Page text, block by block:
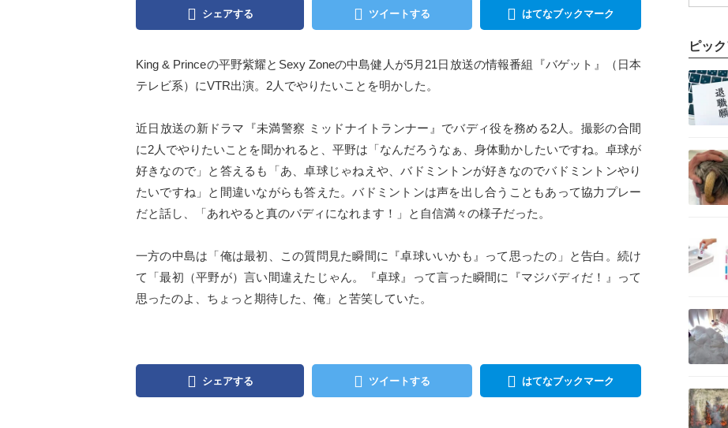
シェアする ツイートする はてなブックマーク
King & Princeの平野紫耀とSexy Zoneの中島健人が5月21日放送の情報番組『バゲット』（日本
テレビ系）にVTR出演。2人でやりたいことを明かした。
近日放送の新ドラマ『未満警察 ミッドナイトランナー』でバディ役を務める2人。撮影の合間
に2人でやりたいことを聞かれると、平野は「なんだろうなぁ、身体動かしたいですね。卓球が
好きなので」と答えるも「あ、卓球じゃねえや、バドミントンが好きなのでバドミントンやり
たいですね」と間違いながらも答えた。バドミントンは声を出し合うこともあって協力プレー
だと話し、「あれやると真のバディになれます！」と自信満々の様子だった。
一方の中島は「俺は最初、この質問見た瞬間に『卓球いいかも』って思ったの」と告白。続け
て「最初（平野が）言い間違えたじゃん。『卓球』って言った瞬間に『マジバディだ！』って
思ったのよ、ちょっと期待した、俺」と苦笑していた。
シェアする ツイートする はてなブックマーク
ピッ
記事を読む
記事を読む